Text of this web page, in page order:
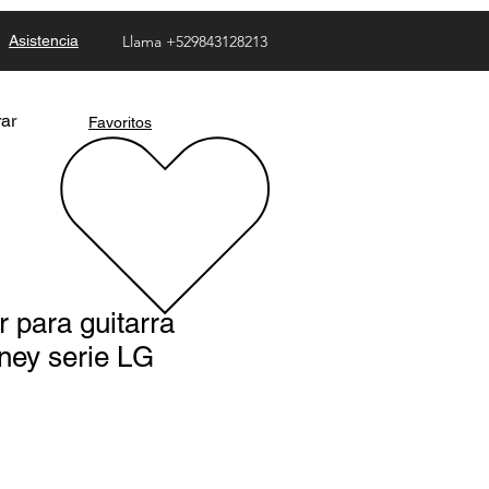
Asistencia Llama +529843128213
Favoritos
para guitarra
serie LG